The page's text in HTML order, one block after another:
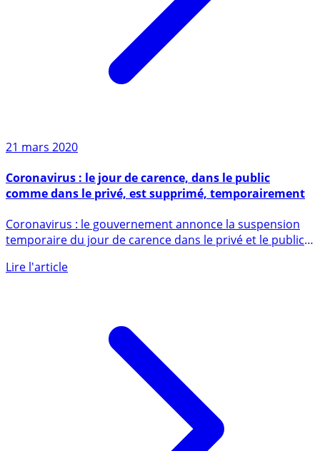
21 mars 2020
comme dans le privé, est supprimé, temporairement
temporaire du jour de carence dans le privé et le public